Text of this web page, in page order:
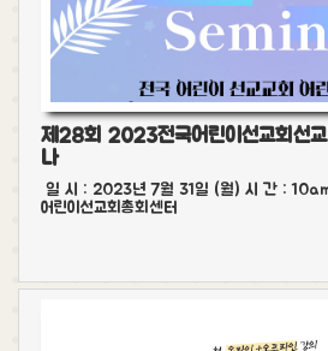
제28회 2023전국어린이선교회선
나
일 시 : 2023년 7월 31일 (월) 시 간 :
어린이선교회총회센터